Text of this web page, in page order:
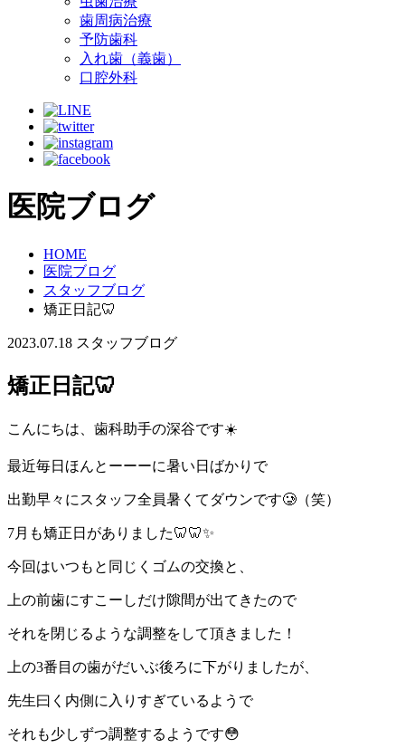
歯周病治療
予防歯科
入れ歯（義歯）
口腔外科
医院ブログ
HOME
医院ブログ
スタッフブログ
矯正日記🦷
2023.07.18 スタッフブログ
矯正日記🦷
こんにちは、歯科助手の深谷です☀️
最近毎日ほんとーーーに暑い日ばかりで
出勤早々にスタッフ全員暑くてダウンです🥲（笑）
7月も矯正日がありました🦷🦷✨
今回はいつもと同じくゴムの交換と、
上の前歯にすこーしだけ隙間が出てきたので
それを閉じるような調整をして頂きました！
上の3番目の歯がだいぶ後ろに下がりましたが、
先生曰く内側に入りすぎているようで
それも少しずつ調整するようです😳